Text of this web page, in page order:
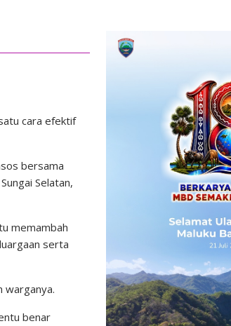
cara efektif
bersama
Selatan,
memambah
serta
warganya.
benar